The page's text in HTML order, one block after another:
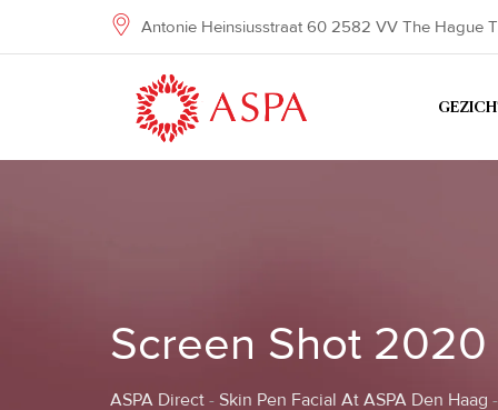
Antonie Heinsiusstraat 60 2582 VV The Hague
Screen Shot 2020
ASPA Direct - Skin Pen Facial At ASPA Den Haag